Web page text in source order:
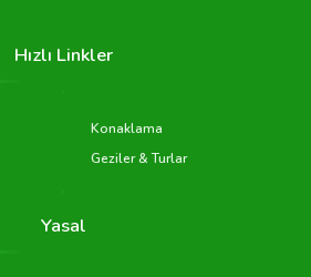
Hızlı Linkler
Konaklama
Geziler & Turlar
Yasal